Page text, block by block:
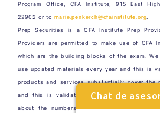
Program Office, CFA Institute, 915 East
22902 or to marie.penkerch@cfainstitute.org.
Prep Securities is a CFA Institute Prep
Providers are permitted to make use of CFA
which are the building blocks of the exam.
use updated materials every year and this is
products and services substantially cover the
and this is validated by CFA Institute. In
about the numbers of questions in our
Chat de